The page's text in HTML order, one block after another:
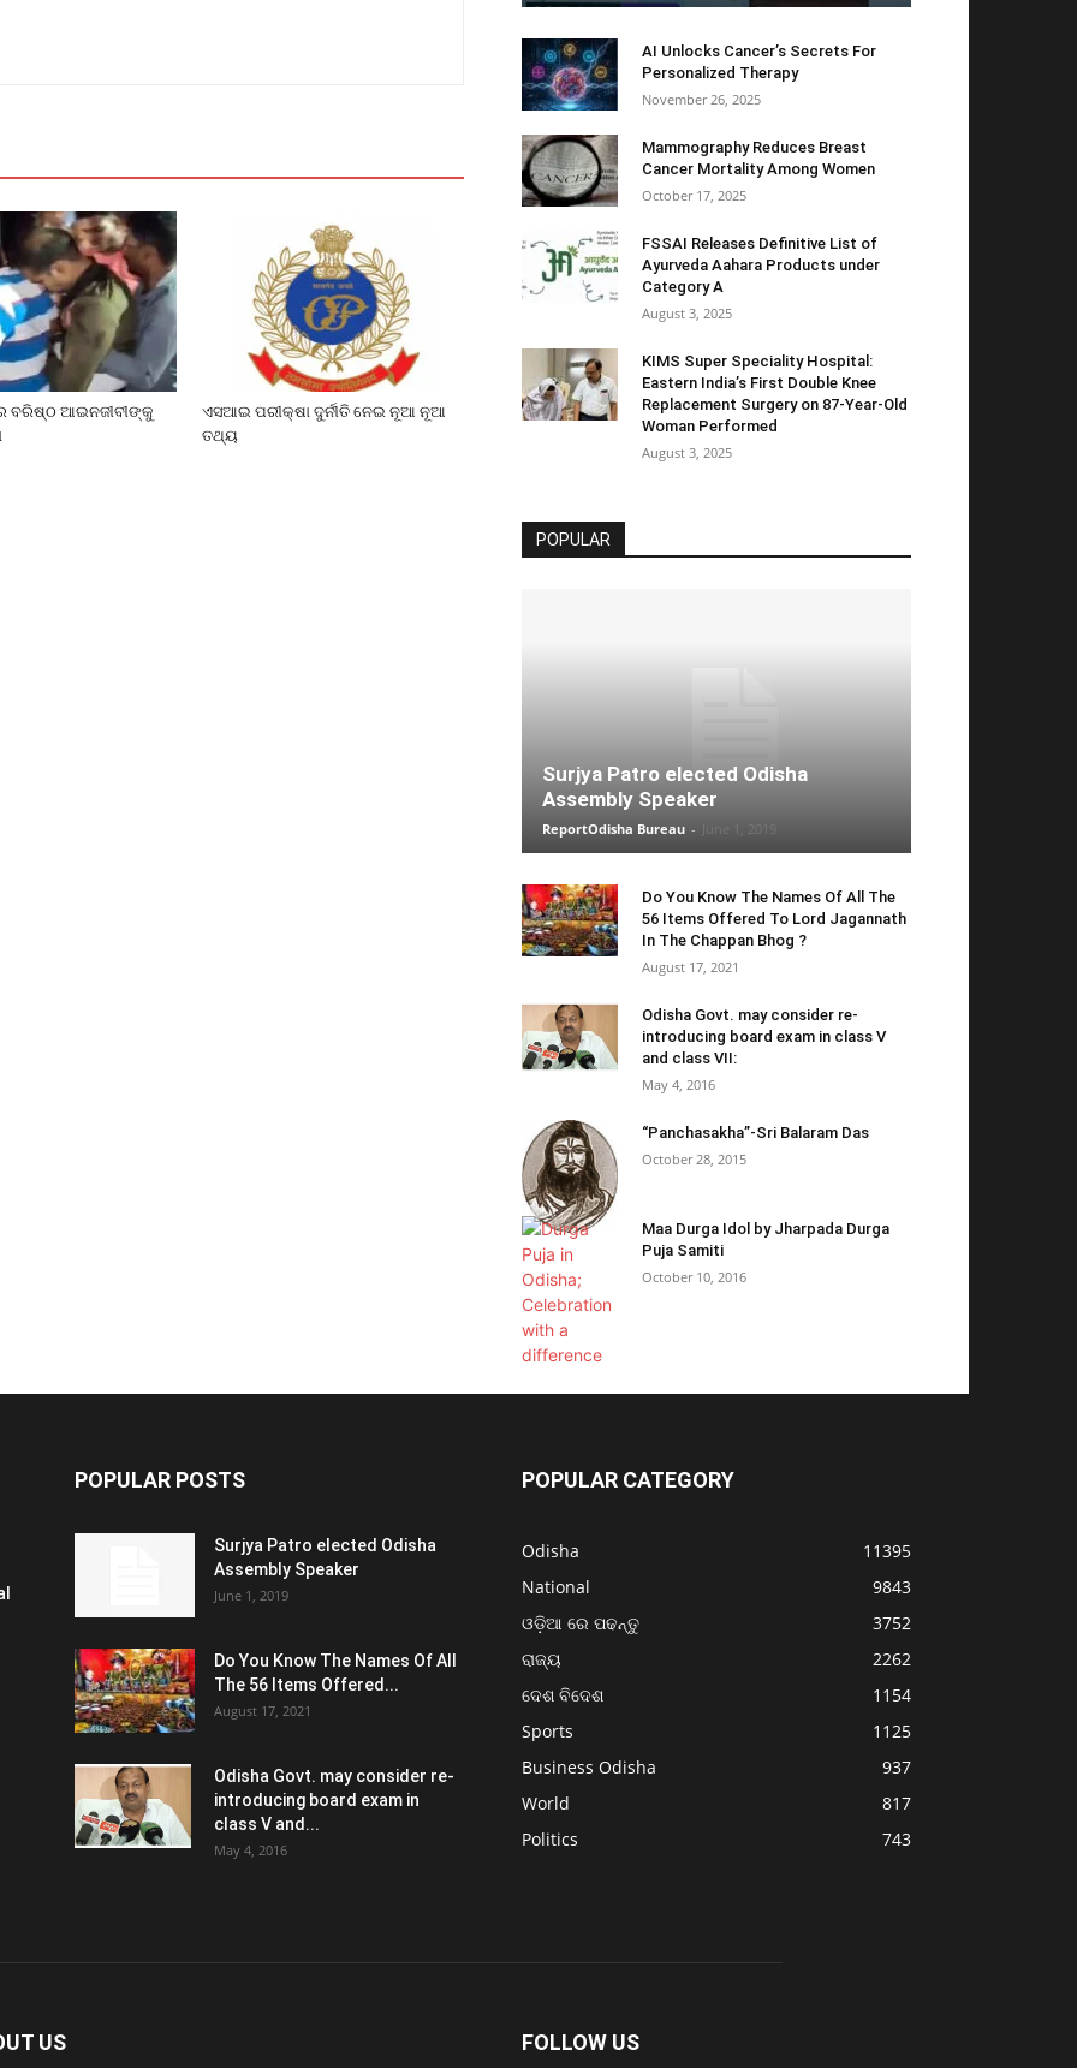
ବରିଷ୍ଠ ଆଇନଜୀବୀଙ୍କୁ
ଏସଆଇ ପରୀକ୍ଷା ଦୁର୍ନୀତି ନେଇ ନୂଆ ନୂଆ
ତଥ୍ୟ
AI Unlocks Cancer’s Secrets For
Personalized Therapy
November 26, 2025
Mammography Reduces Breast
Cancer Mortality Among Women
October 17, 2025
FSSAI Releases Definitive List of
Ayurveda Aahara Products under
Category A
August 3, 2025
KIMS Super Speciality Hospital:
Eastern India’s First Double Knee
Replacement Surgery on 87-Year-Old
Woman Performed
August 3, 2025
POPULAR
Surjya Patro elected Odisha
Assembly Speaker
ReportOdisha Bureau -
Do You Know The Names Of All The
56 Items Offered To Lord Jagannath
In The Chappan Bhog ?
August 17, 2021
Odisha Govt. may consider re-
introducing board exam in class V
and class VII:
May 4, 2016
“Panchasakha”-Sri Balaram Das
October 28, 2015
Maa Durga Idol by Jharpada Durga
Puja Samiti
October 10, 2016
POPULAR POSTS
Surjya Patro elected Odisha
Assembly Speaker
June 1, 2019
Do You Know The Names Of All
The 56 Items Offered...
August 17, 2021
Odisha Govt. may consider re-
introducing board exam in
class V and...
May 4, 2016
POPULAR CATEGORY
Odisha
11395
National
9843
ଓଡ଼ିଆ ରେ ପଢନ୍ତୁ
3752
ରାଜ୍ୟ
2262
ଦେଶ ବିଦେଶ
1154
Sports
1125
Business Odisha
937
World
817
Politics
743
US FOLLOW US